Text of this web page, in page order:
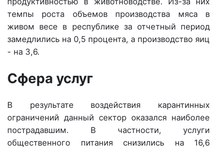
темпы роста объемов производства мяса в
живом весе в республике за отчетный период
замедлились на 0,5 процента, а производство яиц
- на 3,6.
Сфера услуг
В результате воздействия карантинных
ограничений данный сектор оказался наиболее
пострадавшим. В частности, услуги
общественного питания снизились на 16,6